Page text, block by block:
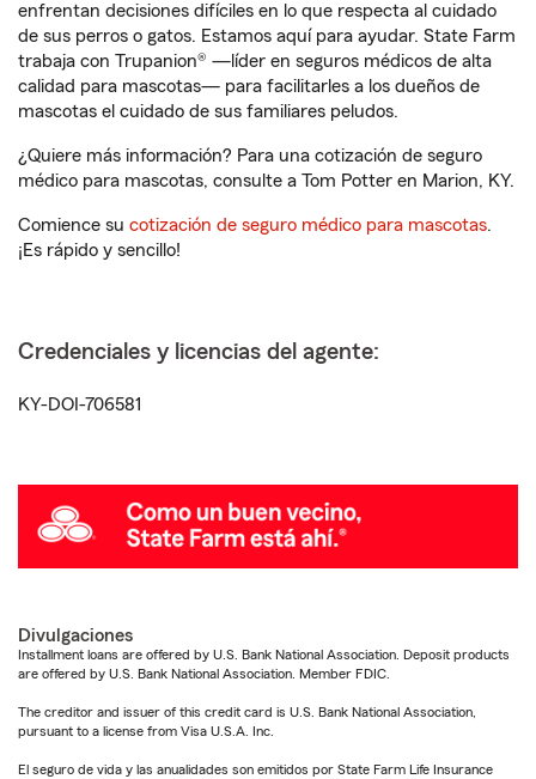
enfrentan decisiones difíciles en lo que respecta al cuidado
de sus perros o gatos. Estamos aquí para ayudar. State Farm
trabaja con Trupanion® —líder en seguros médicos de alta
calidad para mascotas— para facilitarles a los dueños de
mascotas el cuidado de sus familiares peludos.
¿Quiere más información? Para una cotización de seguro
médico para mascotas, consulte a Tom Potter en Marion, KY.
Comience su cotización de seguro médico para mascotas.
¡Es rápido y sencillo!
Credenciales y licencias del agente:
KY-DOI-706581
Divulgaciones
Installment loans are offered by U.S. Bank National Association. Deposit products
are offered by U.S. Bank National Association. Member FDIC.
The creditor and issuer of this credit card is U.S. Bank National Association,
pursuant to a license from Visa U.S.A. Inc.
El seguro de vida y las anualidades son emitidos por State Farm Life Insurance